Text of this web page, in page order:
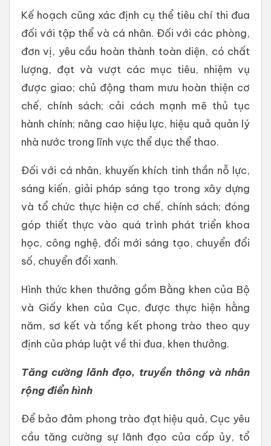
Kế hoạch cũng xác định cụ thể tiêu chí thi đua
đối với tập thể và cá nhân. Đối với các phòng,
đơn vị, yêu cầu hoàn thành toàn diện, có chất
lượng, đạt và vượt các mục tiêu, nhiệm vụ
được giao; chủ động tham mưu hoàn thiện cơ
chế, chính sách; cải cách mạnh mẽ thủ tục
hành chính; nâng cao hiệu lực, hiệu quả quản lý
nhà nước trong lĩnh vực thể dục thể thao.
Đối với cá nhân, khuyến khích tinh thần nỗ lực,
sáng kiến, giải pháp sáng tạo trong xây dựng
và tổ chức thực hiện cơ chế, chính sách; đóng
góp thiết thực vào quá trình phát triển khoa
học, công nghệ, đổi mới sáng tạo, chuyển đổi
số, chuyển đổi xanh.
Hình thức khen thưởng gồm Bằng khen của Bộ
và Giấy khen của Cục, được thực hiện hằng
năm, sơ kết và tổng kết phong trào theo quy
định của pháp luật về thi đua, khen thưởng.
Tăng cường lãnh đạo, truyền thông và nhân
rộng điển hình
Để bảo đảm phong trào đạt hiệu quả, Cục yêu
cầu tăng cường sự lãnh đạo của cấp ủy, tổ